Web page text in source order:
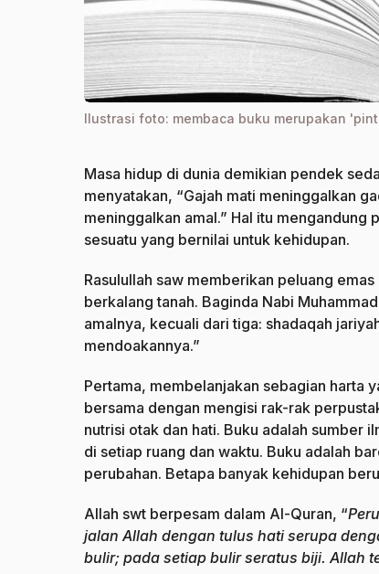
Ilustrasi foto: membaca buku merupakan
Masa hidup di dunia demikian pendek
menyatakan, “Gajah mati meninggalkan
meninggalkan amal.” Hal itu
sesuatu yang bernilai untuk kehidupan.
Rasulullah saw memberikan peluang
berkalang tanah. Baginda Nabi
amalnya, kecuali dari tiga: shadaqah
mendoakannya.”
Pertama, membelanjakan sebagian harta
bersama dengan mengisi rak-rak
nutrisi otak dan hati. Buku adalah sumber
di setiap ruang dan waktu. Buku adalah
perubahan. Betapa banyak kehidupan
Allah swt berpesam dalam Al-Quran, “
jalan Allah dengan tulus hati serupa
bulir; pada setiap bulir seratus biji. Allah